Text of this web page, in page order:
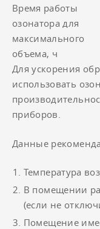
Время работы
озонатора для
максимального
объема, ч
Для ускорения
использовать
приборов.
Данные
Температура
В помещении
(если не
Помещение